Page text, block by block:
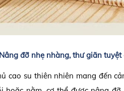
đỡ nhẹ nhàng, thư giãn tuyệt
cao su thiên nhiên mang đến